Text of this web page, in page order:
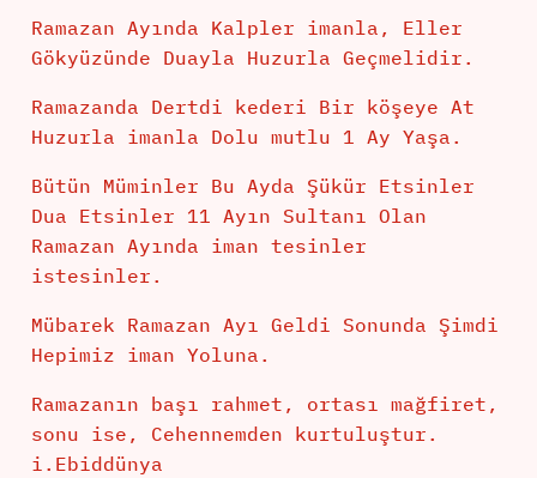
Ramazan Ayında Kalpler imanla, Eller
Gökyüzünde Duayla Huzurla Geçmelidir.
Ramazanda Dertdi kederi Bir köşeye At
Huzurla imanla Dolu mutlu 1 Ay Yaşa.
Bütün Müminler Bu Ayda Şükür Etsinler
Dua Etsinler 11 Ayın Sultanı Olan
Ramazan Ayında iman tesinler
istesinler.
Mübarek Ramazan Ayı Geldi Sonunda Şimdi
Hepimiz iman Yoluna.
Ramazanın başı rahmet, ortası mağfiret,
sonu ise, Cehennemden kurtuluştur.
i.Ebiddünya